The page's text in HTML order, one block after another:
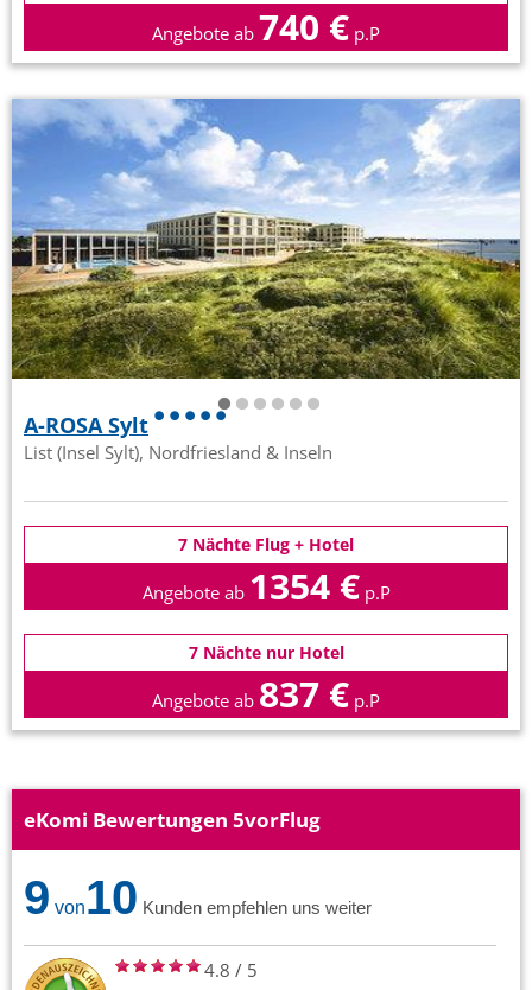
Angebote ab 740 € p.P
A-ROSA Sylt
List (Insel Sylt), Nordfriesland & Inseln
7 Nächte Flug + Hotel
Angebote ab 1354 € p.P
7 Nächte nur Hotel
Angebote ab 837 € p.P
eKomi Bewertungen 5vorFlug
9 von10 Kunden empfehlen uns weiter
4.8 / 5